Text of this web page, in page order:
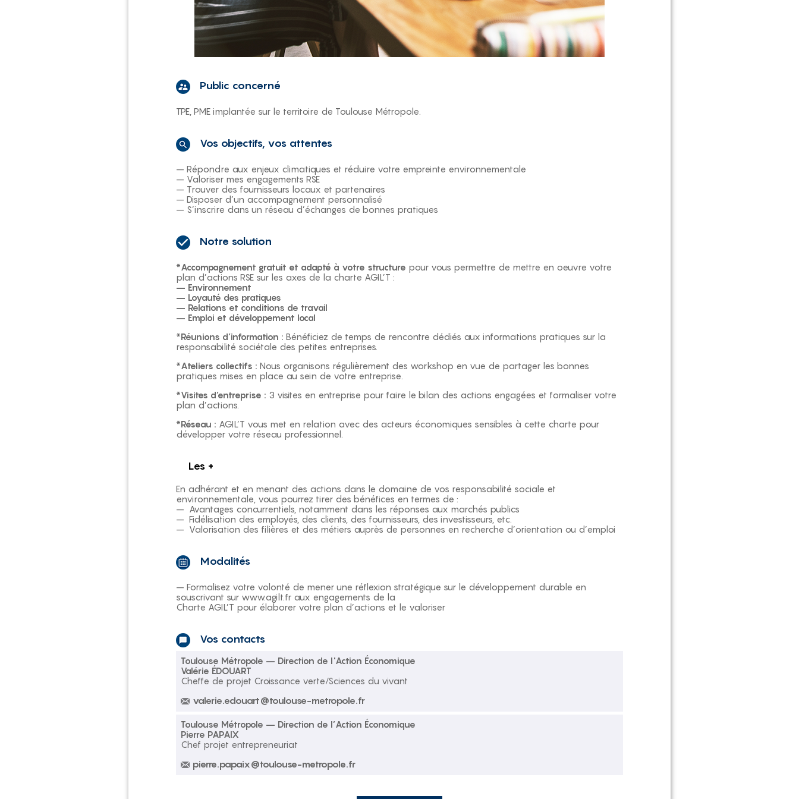
Public concerné
TPE, PME implantée sur le territoire de Toulouse Métropole.
Vos objectifs, vos attentes
– Répondre aux enjeux climatiques et réduire votre empreinte environnementale
– Valoriser mes engagements RSE
– Trouver des fournisseurs locaux et partenaires
– Disposer d’un accompagnement personnalisé
– S’inscrire dans un réseau d’échanges de bonnes pratiques
Notre solution
*Accompagnement gratuit et adapté à votre structure pour vous permettre de mettre en oeuvre votre
plan d’actions RSE sur les axes de la charte AGIL’T :
– Environnement
– Loyauté des pratiques
– Relations et conditions de travail
– Emploi et développement local
*Réunions d’information : Bénéficiez de temps de rencontre dédiés aux informations pratiques sur la
responsabilité sociétale des petites entreprises.
*Ateliers collectifs : Nous organisons régulièrement des workshop en vue de partager les bonnes
pratiques mises en place au sein de votre entreprise.
*Visites d’entreprise : 3 visites en entreprise pour faire le bilan des actions engagées et formaliser votre
plan d’actions.
*Réseau : AGIL’T vous met en relation avec des acteurs économiques sensibles à cette charte pour
développer votre réseau professionnel.
Les +
En adhérant et en menant des actions dans le domaine de vos responsabilité sociale et
environnementale, vous pourrez tirer des bénéfices en termes de :
– Avantages concurrentiels, notamment dans les réponses aux marchés publics
– Fidélisation des employés, des clients, des fournisseurs, des investisseurs, etc.
– Valorisation des filières et des métiers auprès de personnes en recherche d’orientation ou d’emploi
Modalités
– Formalisez votre volonté de mener une réflexion stratégique sur le développement durable en
souscrivant sur www.agilt.fr aux engagements de la
Charte AGIL’T pour élaborer votre plan d’actions et le valoriser
Vos contacts
Toulouse Métropole – Direction de l'Action Économique
Valérie ÉDOUART
Cheffe de projet Croissance verte/Sciences du vivant
valerie.edouart@toulouse-metropole.fr
Toulouse Métropole – Direction de l’Action Économique
Pierre PAPAIX
Chef projet entrepreneuriat
pierre.papaix@toulouse-metropole.fr